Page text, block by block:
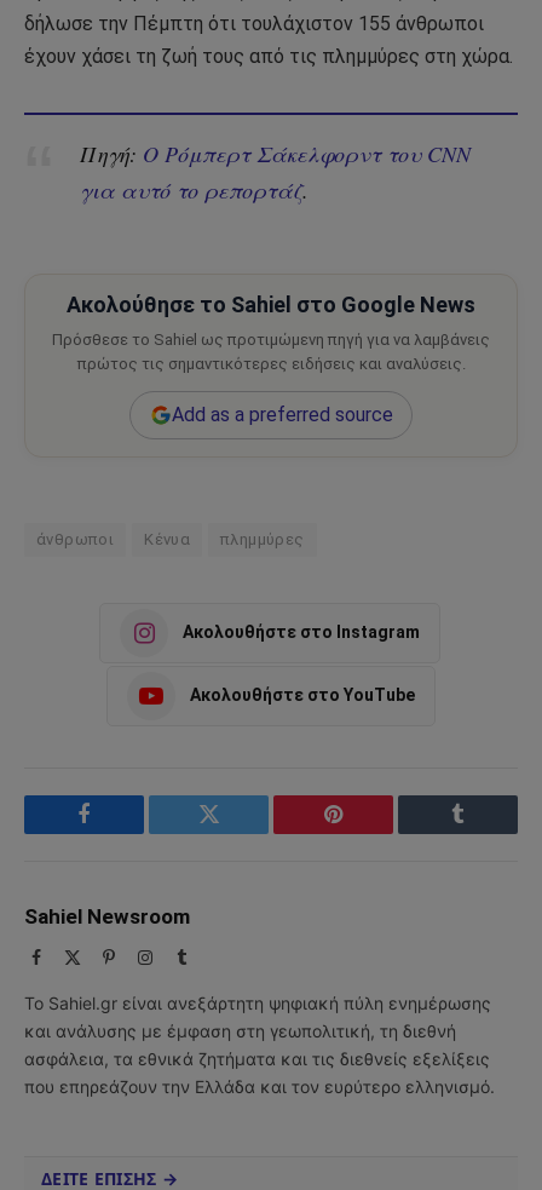
δήλωσε την Πέμπτη ότι τουλάχιστον 155 άνθρωποι
έχουν χάσει τη ζωή τους από τις πλημμύρες στη χώρα.
Πηγή: Ο Ρόμπερτ Σάκελφορντ του CNN
για αυτό το ρεπορτάζ.
Ακολούθησε το Sahiel στο Google News
Πρόσθεσε το Sahiel ως προτιμώμενη πηγή για να λαμβάνεις
πρώτος τις σημαντικότερες ειδήσεις και αναλύσεις.
Add as a preferred source
άνθρωποι Κένυα πλημμύρες
Ακολουθήστε στο Instagram
Ακολουθήστε στο YouTube
Facebook Twitter Pinterest Tumblr
Sahiel Newsroom
Facebook PinterestInstagram
Tumblr
Το Sahiel.gr είναι ανεξάρτητη ψηφιακή πύλη ενημέρωσης
και ανάλυσης με έμφαση στη γεωπολιτική, τη διεθνή
ασφάλεια, τα εθνικά ζητήματα και τις διεθνείς εξελίξεις
που επηρεάζουν την Ελλάδα και τον ευρύτερο ελληνισμό.
ΔΕΙΤΕ ΕΠΙΣΗΣ →